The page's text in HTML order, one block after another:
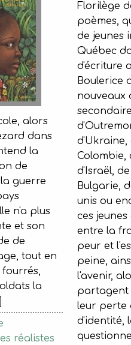
alors
dans
la
de
guerre
n'a plus
et son
de
tout en
la
réalistes
Florilège
poèmes,
de jeunes
Québec
d'écriture
Boulerice
nouveaux
d'Ukraine,
Colombie,
d'Israël,
Bulgarie,
unis ou
ces
entre la
peur et
peine,
l'avenir,
partagent
leur perte
d'identité,